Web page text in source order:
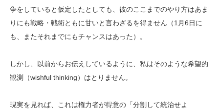
争をしていると仮定したとしても、彼のここまでのやり方はあま
りにも戦略・戦術ともに甘いと言わざるを得ません（1月6日に
も、またそれまでにもチャンスはあった）。
しかし、以前からお伝えしているように、私はそのような希望的
観測（wishful thinking）はとりません。
現実を見れば、これは権力者が得意の「分割して統治せよ